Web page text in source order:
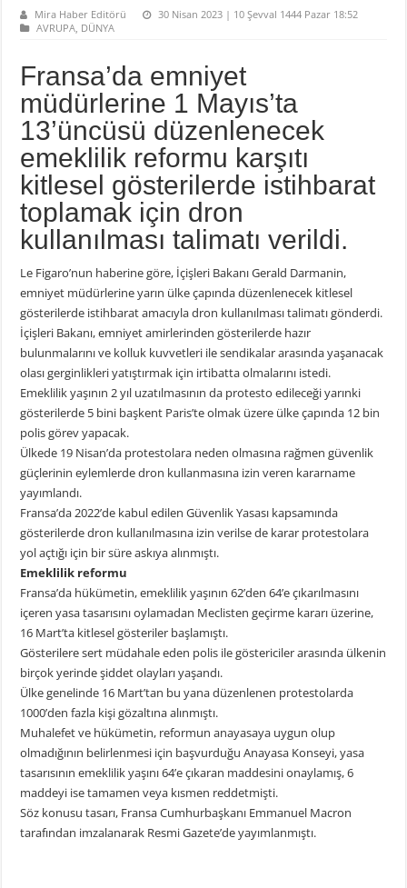
Mira Haber Editörü
30 Nisan 2023 | 10 Şevval 1444 Pazar 18:52
AVRUPA, DÜNYA
Fransa’da emniyet
müdürlerine 1 Mayıs’ta
13’üncüsü düzenlenecek
emeklilik reformu karşıtı
kitlesel gösterilerde istihbarat
toplamak için dron
kullanılması talimatı verildi.
Le Figaro’nun haberine göre, İçişleri Bakanı Gerald Darmanin,
emniyet müdürlerine yarın ülke çapında düzenlenecek kitlesel
gösterilerde istihbarat amacıyla dron kullanılması talimatı gönderdi.
İçişleri Bakanı, emniyet amirlerinden gösterilerde hazır
bulunmalarını ve kolluk kuvvetleri ile sendikalar arasında yaşanacak
olası gerginlikleri yatıştırmak için irtibatta olmalarını istedi.
Emeklilik yaşının 2 yıl uzatılmasının da protesto edileceği yarınki
gösterilerde 5 bini başkent Paris’te olmak üzere ülke çapında 12 bin
polis görev yapacak.
Ülkede 19 Nisan’da protestolara neden olmasına rağmen güvenlik
güçlerinin eylemlerde dron kullanmasına izin veren kararname
yayımlandı.
Fransa’da 2022’de kabul edilen Güvenlik Yasası kapsamında
gösterilerde dron kullanılmasına izin verilse de karar protestolara
yol açtığı için bir süre askıya alınmıştı.
Emeklilik reformu
Fransa’da hükümetin, emeklilik yaşının 62’den 64’e çıkarılmasını
içeren yasa tasarısını oylamadan Meclisten geçirme kararı üzerine,
16 Mart’ta kitlesel gösteriler başlamıştı.
Gösterilere sert müdahale eden polis ile göstericiler arasında ülkenin
birçok yerinde şiddet olayları yaşandı.
Ülke genelinde 16 Mart’tan bu yana düzenlenen protestolarda
1000’den fazla kişi gözaltına alınmıştı.
Muhalefet ve hükümetin, reformun anayasaya uygun olup
olmadığının belirlenmesi için başvurduğu Anayasa Konseyi, yasa
tasarısının emeklilik yaşını 64’e çıkaran maddesini onaylamış, 6
maddeyi ise tamamen veya kısmen reddetmişti.
Söz konusu tasarı, Fransa Cumhurbaşkanı Emmanuel Macron
tarafından imzalanarak Resmi Gazete’de yayımlanmıştı.